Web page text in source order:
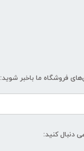
فروشگاه ما باخبر شوید:
دنبال کنید: